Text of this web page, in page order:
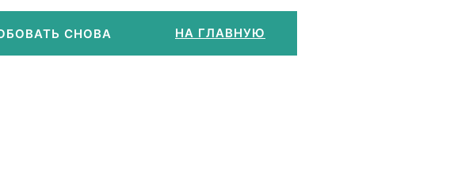
СНОВА НА ГЛАВНУЮ